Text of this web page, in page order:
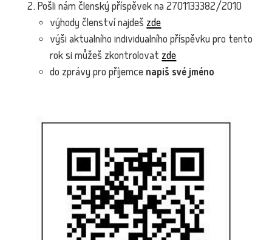
Pošli nám členský příspěvek na 2701133382/2010
výhody členství najdešzde
výši aktualního individualního příspěvku pro tento
rok si můžeš zkontrolovatzde
do zprávy pro příjemce napiš své jméno